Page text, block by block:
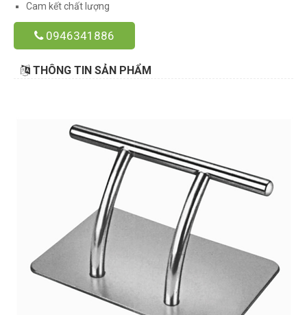
Cam kết chất lượng
0946341886
THÔNG TIN SẢN PHẨM